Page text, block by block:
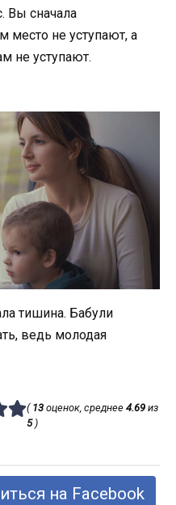
Вы сначала
место не уступают, а
не уступают.
тишина. Бабули
ведь молодая
( 13оценок, среднее 4.69из
5)
на Facebook